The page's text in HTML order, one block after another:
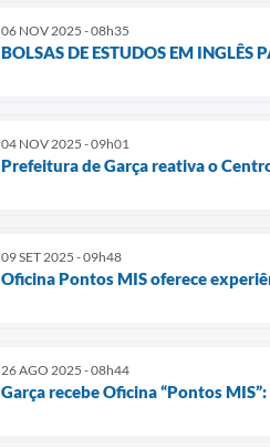
06 NOV 2025 - 08h35
BOLSAS DE ESTUDOS EM INGLÊS
04 NOV 2025 - 09h01
Prefeitura de Garça reativa o
09 SET 2025 - 09h48
Oficina Pontos MIS oferece
26 AGO 2025 - 08h44
Garça recebe Oficina “Pontos